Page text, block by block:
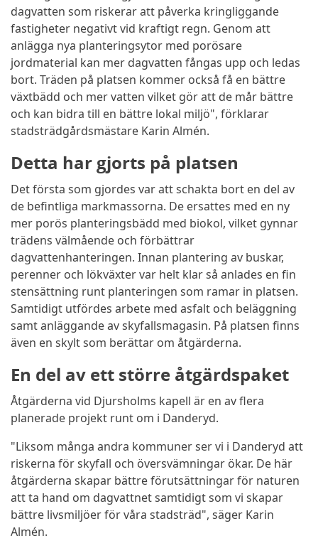
dagvatten som riskerar att påverka kringliggande
fastigheter negativt vid kraftigt regn. Genom att
anlägga nya planteringsytor med porösare
jordmaterial kan mer dagvatten fångas upp och ledas
bort. Träden på platsen kommer också få en bättre
växtbädd och mer vatten vilket gör att de mår bättre
och kan bidra till en bättre lokal miljö", förklarar
stadsträdgårdsmästare Karin Almén.
Detta har gjorts på platsen
Det första som gjordes var att schakta bort en del av
de befintliga markmassorna. De ersattes med en ny
mer porös planteringsbädd med biokol, vilket gynnar
trädens välmående och förbättrar
dagvattenhanteringen. Innan plantering av buskar,
perenner och lökväxter var helt klar så anlades en fin
stensättning runt planteringen som ramar in platsen.
Samtidigt utfördes arbete med asfalt och beläggning
samt anläggande av skyfallsmagasin. På platsen finns
även en skylt som berättar om åtgärderna.
En del av ett större åtgärdspaket
Åtgärderna vid Djursholms kapell är en av flera
planerade projekt runt om i Danderyd.
"Liksom många andra kommuner ser vi i Danderyd att
riskerna för skyfall och översvämningar ökar. De här
åtgärderna skapar bättre förutsättningar för naturen
att ta hand om dagvattnet samtidigt som vi skapar
bättre livsmiljöer för våra stadsträd", säger Karin
Almén.